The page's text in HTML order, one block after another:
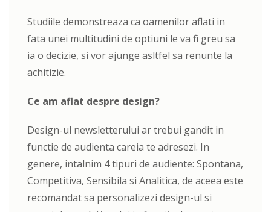
Studiile demonstreaza ca oamenilor aflati in
fata unei multitudini de optiuni le va fi greu sa
ia o decizie, si vor ajunge asltfel sa renunte la
achitizie.
Ce am aflat despre design?
Design-ul newsletterului ar trebui gandit in
functie de audienta careia te adresezi. In
genere, intalnim 4 tipuri de audiente: Spontana,
Competitiva, Sensibila si Analitica, de aceea este
recomandat sa personalizezi design-ul si